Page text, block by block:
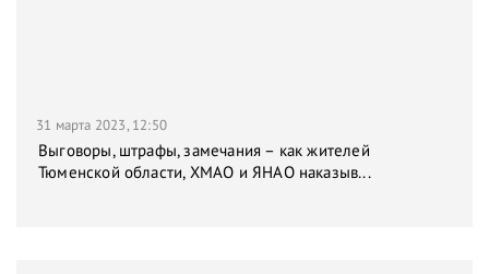
31 марта 2023, 12:50
Выговоры, штрафы, замечания – как жителей
Тюменской области, ХМАО и ЯНАО наказыв...